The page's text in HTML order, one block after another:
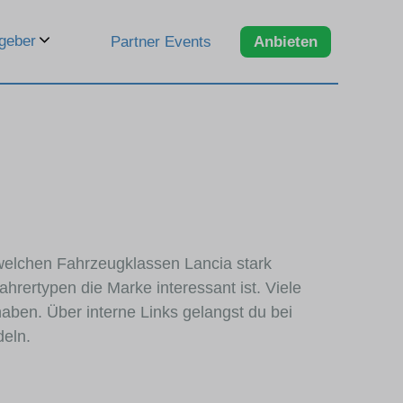
Partner Events Anbieten
Fahrzeugklassen Lancia stark
die Marke interessant ist. Viele
Über interne Links gelangst du bei